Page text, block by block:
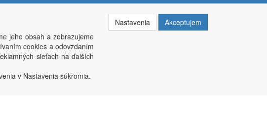
shop
dne 22. 7. 2014, krajský soud v Brně oddíl C, vložka 84002
jeho obsah a zobrazujeme
cookies a odovzdaním
sieťach na ďalších
v Nastavenia súkromia.
Nastavenia Akceptujem